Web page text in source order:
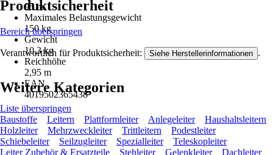
95 m
Maximales Belastungsgewicht
150 kg
Gewicht
10,3 kg
Reichhöhe
2,95 m
EAN
4019502365438
Produktsicherheit
Bereich überspringen
Verantwortlich für Produktsicherheit: Siehe Herstellerinformationen .
Weitere Kategorien
Liste überspringen
Baustoffe
Leitern Plattformleiter Anlegeleiter
Haushaltsleitern
Holzleiter
Mehrzweckleiter Trittleitern
Podestleiter
Schiebeleiter
Seilzugleiter Spezialleiter
Teleskopleiter
Leiter Zubehör & Ersatzteile
Stehleiter Gelenkleiter Dachleiter